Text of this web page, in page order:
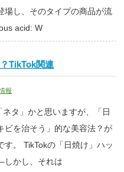
場し、そのタイプの商品が流
acid: W
TikTok関連
報
ネタ」かと思いますが、「日
ビを治そう」的な美容法？が
す。 TikTokの「日焼け」ハッ
しかし、それは